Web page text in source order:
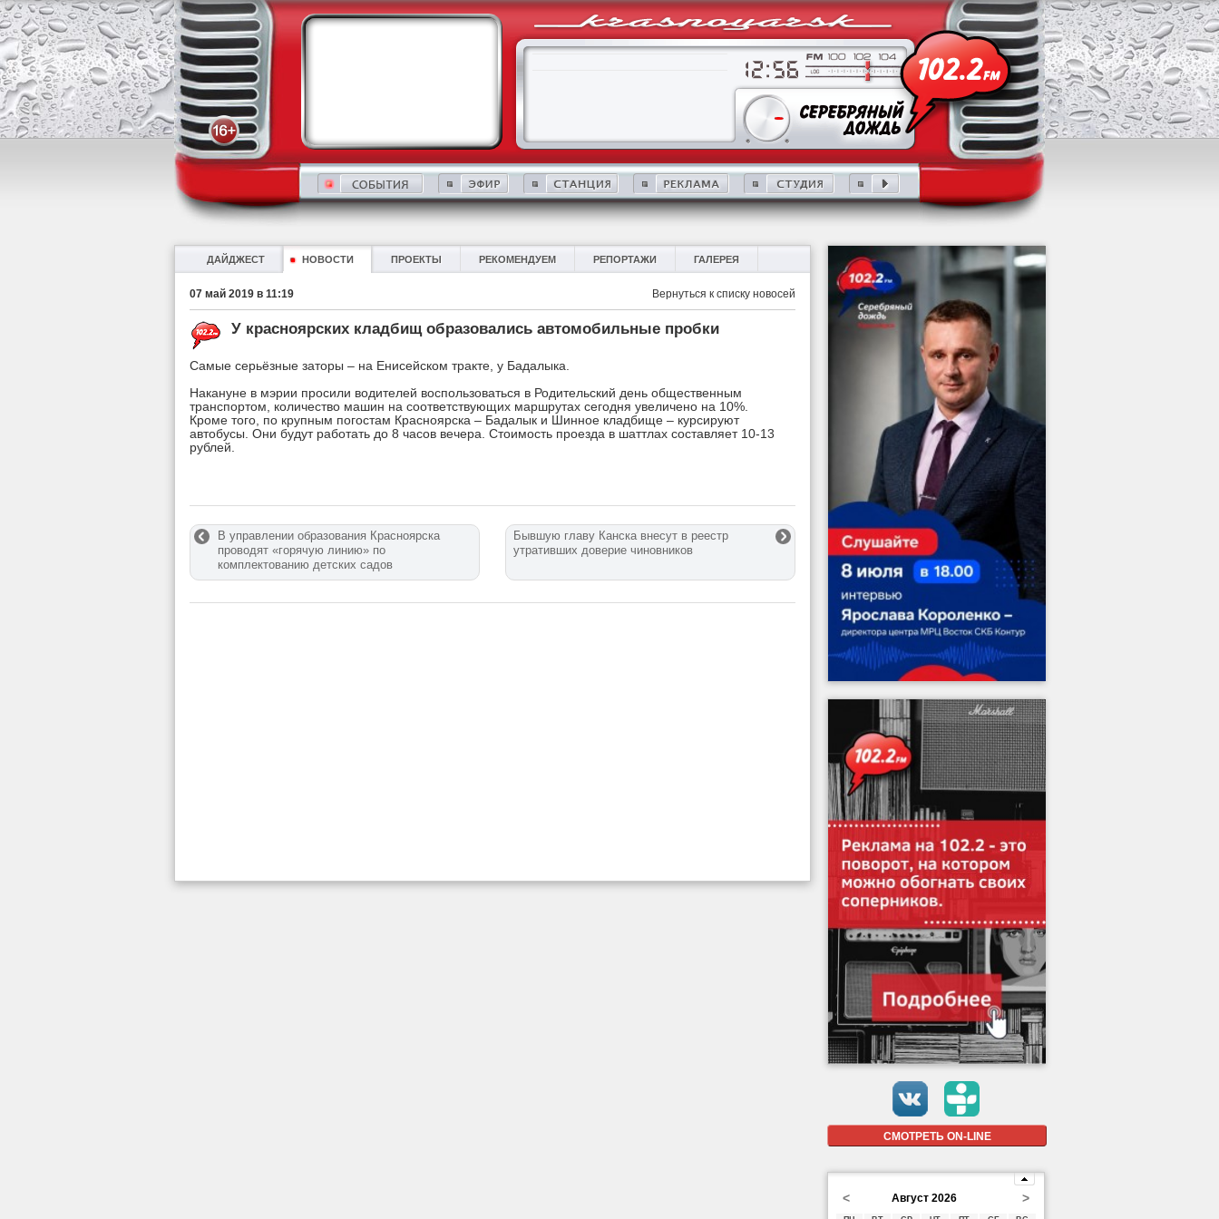
ДАЙДЖЕСТ НОВОСТИ ПРОЕКТЫ РЕКОМЕНДУЕМ РЕПОРТАЖИ ГАЛЕРЕЯ
07 май 2019 в 11:19 Вернуться к списку новосей
У красноярских кладбищ образовались автомобильные пробки
Самые серьёзные заторы – на Енисейском тракте, у Бадалыка.
Накануне в мэрии просили водителей воспользоваться в Родительский день общественным
транспортом, количество машин на соответствующих маршрутах сегодня увеличено на 10%.
Кроме того, по крупным погостам Красноярска – Бадалык и Шинное кладбище – курсируют
автобусы. Они будут работать до 8 часов вечера. Стоимость проезда в шаттлах составляет 10-13
рублей.
В управлении образования Красноярска
проводят «горячую линию» по
комплектованию детских садов
Бывшую главу Канска внесут в реестр
утративших доверие чиновников
СМОТРЕТЬ ON-LINE
< >
Август 2026